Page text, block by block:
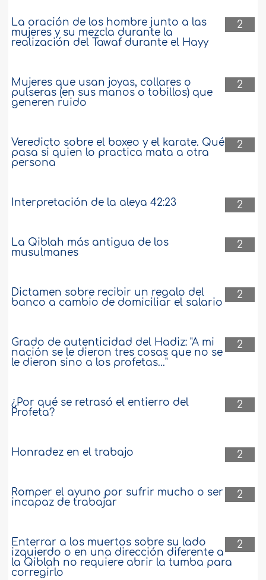
2
La oración de los hombre junto a las
mujeres y su mezcla durante la
realización del Tawaf durante el Hayy
2
Mujeres que usan joyas, collares o
pulseras (en sus manos o tobillos) que
generen ruido
2
Veredicto sobre el boxeo y el karate. Qué
pasa si quien lo practica mata a otra
persona
2
Interpretación de la aleya 42:23
2
La Qiblah más antigua de los
musulmanes
2
Dictamen sobre recibir un regalo del
banco a cambio de domiciliar el salario
2
Grado de autenticidad del Hadiz: "A mi
nación se le dieron tres cosas que no se
le dieron sino a los profetas..."
2
¿Por qué se retrasó el entierro del
Profeta?
2
Honradez en el trabajo
2
Romper el ayuno por sufrir mucho o ser
incapaz de trabajar
2
Enterrar a los muertos sobre su lado
izquierdo o en una dirección diferente a
la Qiblah no requiere abrir la tumba para
corregirlo